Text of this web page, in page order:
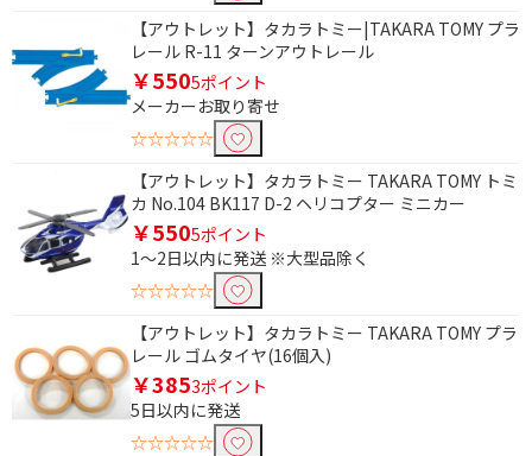
【アウトレット】タカラトミー|TAKARA TOMY プラ
レール R-11 ターンアウトレール
￥5505ポイント
メーカーお取り寄せ
☆☆☆☆☆
【アウトレット】タカラトミー TAKARA TOMY トミ
カ No.104 BK117 D-2 ヘリコプター ミニカー
￥5505ポイント
1～2日以内に発送 ※大型品除く
☆☆☆☆☆
【アウトレット】タカラトミー TAKARA TOMY プラ
レール ゴムタイヤ(16個入)
￥3853ポイント
5日以内に発送
☆☆☆☆☆